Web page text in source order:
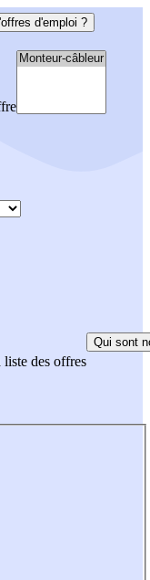
d'emploi ?
liste des offres
Qui sont